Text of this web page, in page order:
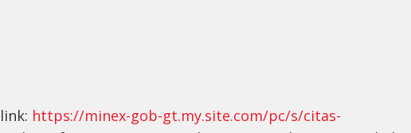
https://minex-gob-gt.my.site.com/pc/s/citas-